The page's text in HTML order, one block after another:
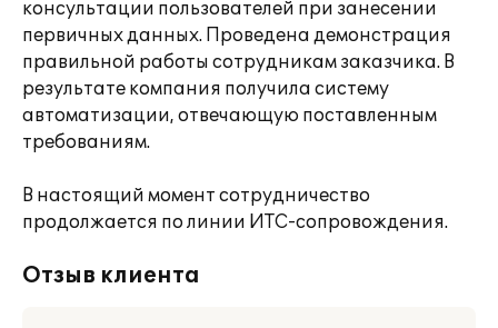
консультации пользователей при занесении
первичных данных. Проведена демонстрация
правильной работы сотрудникам заказчика. В
результате компания получила систему
автоматизации, отвечающую поставленным
требованиям.
В настоящий момент сотрудничество
продолжается по линии ИТС-сопровождения.
Отзыв клиента